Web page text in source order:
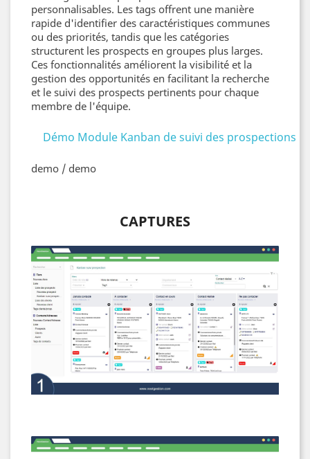
personnalisables. Les tags offrent une manière
rapide d'identifier des caractéristiques communes
ou des priorités, tandis que les catégories
structurent les prospects en groupes plus larges.
Ces fonctionnalités améliorent la visibilité et la
gestion des opportunités en facilitant la recherche
et le suivi des prospects pertinents pour chaque
membre de l'équipe.
Démo Module Kanban de suivi des prospections
demo / demo
CAPTURES